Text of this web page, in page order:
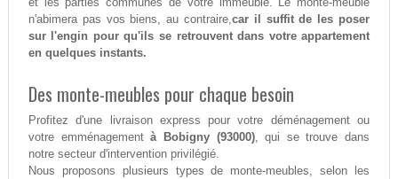
n'abimera pas vos biens, au contraire,car il suffit de les poser
sur l'engin pour qu'ils se retrouvent dans votre appartement
en quelques instants.
Des monte-meubles pour chaque besoin
Profitez d'une livraison express pour votre déménagement ou
votre emménagementà Bobigny (93000), qui se trouve dans
notre secteur d'intervention privilégié.
Nous proposons plusieurs types de monte-meubles, selon les